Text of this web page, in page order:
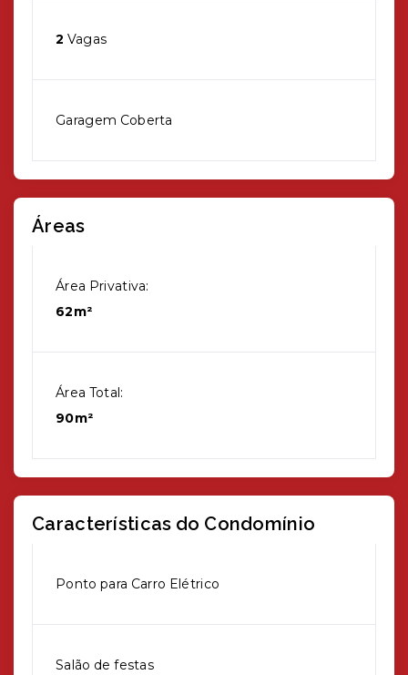
2 Vagas
Garagem Coberta
Áreas
Área Privativa:
62m²
Área Total:
90m²
Características do Condomínio
Ponto para Carro Elétrico
Salão de festas